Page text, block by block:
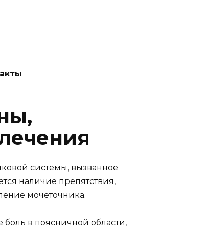
системы, вызванное
наличие препятствия,
мочеточника.
в поясничной области,